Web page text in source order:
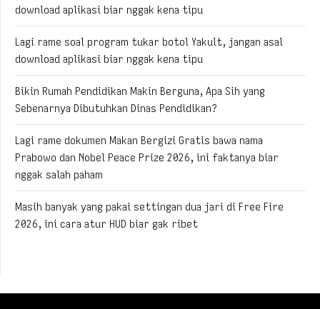
download aplikasi biar nggak kena tipu
Lagi rame soal program tukar botol Yakult, jangan asal
download aplikasi biar nggak kena tipu
Bikin Rumah Pendidikan Makin Berguna, Apa Sih yang
Sebenarnya Dibutuhkan Dinas Pendidikan?
Lagi rame dokumen Makan Bergizi Gratis bawa nama
Prabowo dan Nobel Peace Prize 2026, ini faktanya biar
nggak salah paham
Masih banyak yang pakai settingan dua jari di Free Fire
2026, ini cara atur HUD biar gak ribet